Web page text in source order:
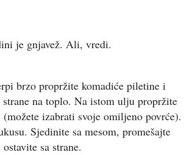
je gnjavež. Ali, vredi.
brzo propržite komadiće piletine i
na toplo. Na istom ulju propržite
izabrati svoje omiljeno povrće).
Sjedinite sa mesom, promešajte
sa strane.